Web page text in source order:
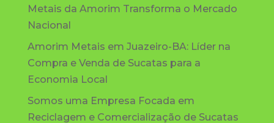
Metais da Amorim Transforma o Mercado
Nacional
Amorim Metais em Juazeiro-BA: Líder na
Compra e Venda de Sucatas para a
Economia Local
Somos uma Empresa Focada em
Reciclagem e Comercialização de Sucatas